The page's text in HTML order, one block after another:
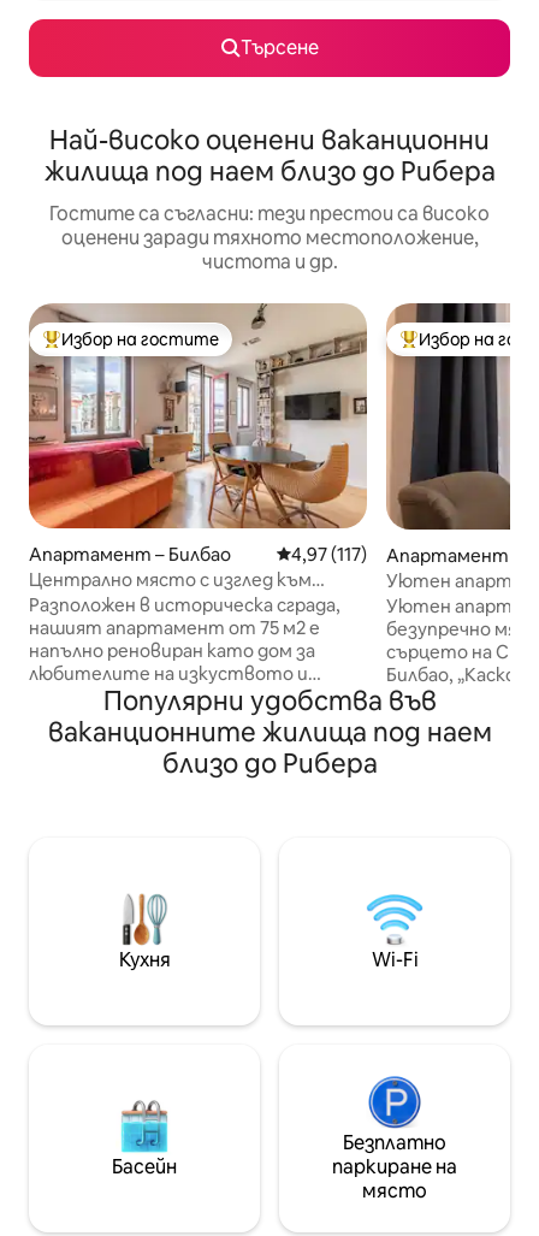
Търсене
Най-високо оценени ваканционни
жилища под наем близо до Рибера
Гостите са съгласни: тези престои са високо
оценени заради тяхното местоположение,
чистота и др.
Най-популярен избор на гостите
Избор на гостите
Апартамент – Билбао Средна оценка: 4,97 от 5,
4,97 (117)
Централно място с изглед към
реката
Разположен в историческа сграда,
нашият апартамент от 75 м2 е
напълно реновиран като дом за
любителите на изкуството и
културата. Разполага с всички
удобства, от които се нуждаете, за
да направи престоя ви възможно най
- приятен:. - 3 спални, две с двойни
керамични котлони, фурна,
съдомиялна машина, пералня,
кафемашина, електрическа кана - 2
бани с душ
Най-популярен
Избор на
Апартамент –
Уютен
Стария град
Уютен
безупречно
сърцето на
Билбао, „Каско
асансьор,
напълно оборудван.
пеша, така и с
двете станции
м (0.12 мили).
Популярни удобства във
ваканционните жилища под наем
близо до Рибера
Кухня Wi-Fi
Басейн
Безплатно
паркиране на
място